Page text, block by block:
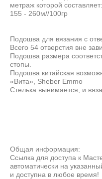
метраж которой составляет:
155 - 260м//100гр
Подошва для вязания с
Всего 54 отверстия вне
Подошва размера
стопы.
Подошва китайская
«Вита», Sheber Emmo
Стелька вынимается, и
Общая информация:
Ссылка для доступа к
автоматически на
и доступна в любое время!